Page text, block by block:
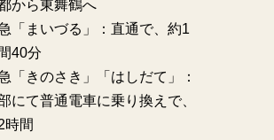
から東舞鶴へ
「まいづる」：直通で、約1
40分
「きのさき」「はしだて」：
にて普通電車に乗り換えで、
時間